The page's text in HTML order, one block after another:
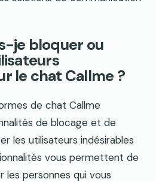
je bloquer ou
le chat Callme ?
de chat Callme
de blocage et de
les utilisateurs indésirables
vous permettent de
les personnes qui vous